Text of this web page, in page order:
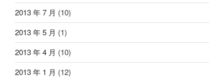
2013 年 7 月 (10)
2013 年 5 月 (1)
2013 年 4 月 (10)
2013 年 1 月 (12)